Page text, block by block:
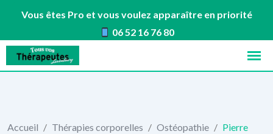
Vous êtes Pro et vous voulez apparaître en priorité
06 52 16 76 80
Skip
content
Accueil / Thérapies corporelles / Ostéopathie / Pierre